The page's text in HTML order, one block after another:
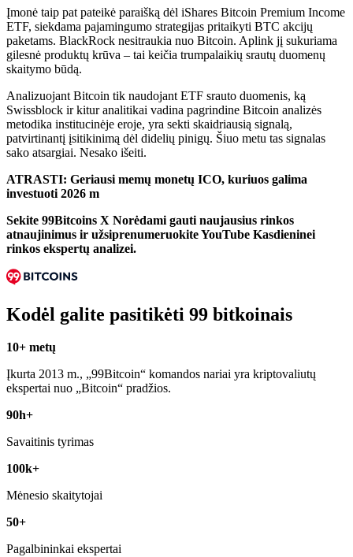
Įmonė taip pat pateikė paraišką dėl iShares Bitcoin Premium Income
ETF, siekdama pajamingumo strategijas pritaikyti BTC akcijų
paketams. BlackRock nesitraukia nuo Bitcoin. Aplink jį sukuriama
gilesnė produktų krūva – tai keičia trumpalaikių srautų duomenų
skaitymo būdą.
Analizuojant Bitcoin tik naudojant ETF srauto duomenis, ką
Swissblock ir kitur analitikai vadina pagrindine Bitcoin analizės
metodika institucinėje eroje, yra sekti skaidriausią signalą,
patvirtinantį įsitikinimą dėl didelių pinigų. Šiuo metu tas signalas
sako atsargiai. Nesako išeiti.
ATRASTI: Geriausi memų monetų ICO, kuriuos galima
investuoti 2026 m
Sekite 99Bitcoins X Norėdami gauti naujausius rinkos
atnaujinimus ir užsiprenumeruokiteYouTube Kasdieninei
rinkos ekspertų analizei.
Kodėl galite pasitikėti 99 bitkoinais
10+ metų
Įkurta 2013 m., „99Bitcoin“ komandos nariai yra kriptovaliutų
ekspertai nuo „Bitcoin“ pradžios.
90h+
Savaitinis tyrimas
100k+
Mėnesio skaitytojai
50+
Pagalbininkai ekspertai